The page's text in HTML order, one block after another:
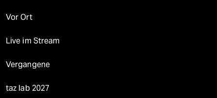
Vor Ort
Live im Stream
Vergangene
taz lab 2027